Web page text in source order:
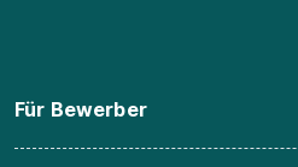
Für Bewerber